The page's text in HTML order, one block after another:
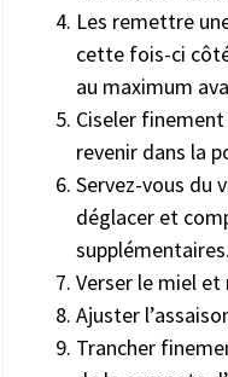
Les remettre
cette fois-ci
au maximum
Ciseler
revenir dans la
Servez-vous du
déglacer et
supplémentaires.
Verser le miel
Ajuster
Trancher